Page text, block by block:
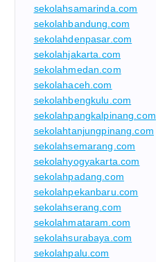
sekolahsamarinda.com
sekolahbandung.com
sekolahdenpasar.com
sekolahjakarta.com
sekolahmedan.com
sekolahaceh.com
sekolahbengkulu.com
sekolahpangkalpinang.com
sekolahtanjungpinang.com
sekolahsemarang.com
sekolahyogyakarta.com
sekolahpadang.com
sekolahpekanbaru.com
sekolahserang.com
sekolahmataram.com
sekolahsurabaya.com
sekolahpalu.com